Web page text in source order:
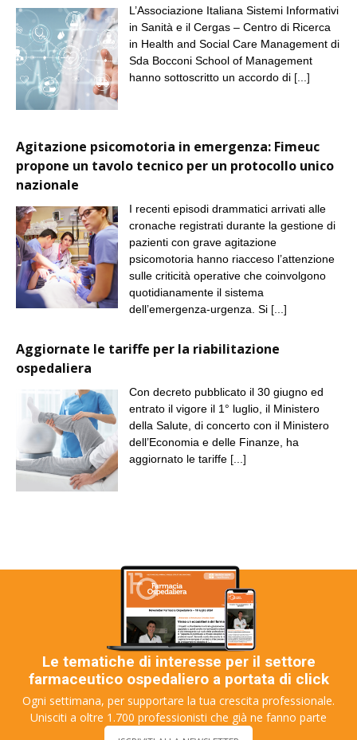
L’Associazione Italiana Sistemi Informativi
in Sanità e il Cergas – Centro di Ricerca
in Health and Social Care Management di
Sda Bocconi School of Management
hanno sottoscritto un accordo di [...]
Agitazione psicomotoria in emergenza: Fimeuc
propone un tavolo tecnico per un protocollo unico
nazionale
I recenti episodi drammatici arrivati alle
cronache registrati durante la gestione di
pazienti con grave agitazione
psicomotoria hanno riacceso l’attenzione
sulle criticità operative che coinvolgono
quotidianamente il sistema
dell’emergenza-urgenza. Si [...]
Aggiornate le tariffe per la riabilitazione
ospedaliera
Con decreto pubblicato il 30 giugno ed
entrato il vigore il 1° luglio, il Ministero
della Salute, di concerto con il Ministero
dell’Economia e delle Finanze, ha
aggiornato le tariffe [...]
Le tematiche di interesse per il settore
farmaceutico ospedaliero a portata di click
Ogni settimana, per supportare la tua crescita professionale.
Unisciti a oltre 1.700 professionisti che già ne fanno parte